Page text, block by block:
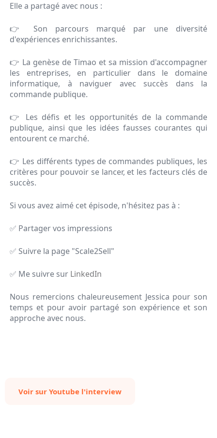
Elle a partagé avec nous :
👉 Son parcours marqué par une diversité
d'expériences enrichissantes.
👉 La genèse de Timao et sa mission d'accompagner
les entreprises, en particulier dans le domaine
informatique, à naviguer avec succès dans la
commande publique.
👉 Les défis et les opportunités de la commande
publique, ainsi que les idées fausses courantes qui
entourent ce marché.
👉 Les différents types de commandes publiques, les
critères pour pouvoir se lancer, et les facteurs clés de
succès.
Si vous avez aimé cet épisode, n'hésitez pas à :
✅ Partager vos impressions
✅ Suivre la page "Scale2Sell"
✅ Me suivre sur LinkedIn
Nous remercions chaleureusement Jessica pour son
temps et pour avoir partagé son expérience et son
approche avec nous.
Voir sur Youtube l'interview